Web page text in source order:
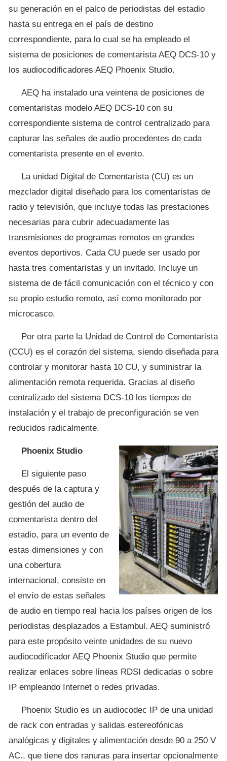
su generación en el palco de periodistas del estadio
hasta su entrega en el país de destino
correspondiente, para lo cual se ha empleado el
sistema de posiciones de comentarista AEQ DCS-10 y
los audiocodificadores AEQ Phoenix Studio.
AEQ ha instalado una veintena de posiciones de
comentaristas modelo AEQ DCS-10 con su
correspondiente sistema de control centralizado para
capturar las señales de audio procedentes de cada
comentarista presente en el evento.
La unidad Digital de Comentarista (CU) es un
mezclador digital diseñado para los comentaristas de
radio y televisión, que incluye todas las prestaciones
necesarias para cubrir adecuadamente las
transmisiones de programas remotos en grandes
eventos deportivos. Cada CU puede ser usado por
hasta tres comentaristas y un invitado. Incluye un
sistema de de fácil comunicación con el técnico y con
su propio estudio remoto, así como monitorado por
microcasco.
Por otra parte la Unidad de Control de Comentarista
(CCU) es el corazón del sistema, siendo diseñada para
controlar y monitorar hasta 10 CU, y suministrar la
alimentación remota requerida. Gracias al diseño
centralizado del sistema DCS-10 los tiempos de
instalación y el trabajo de preconfiguración se ven
reducidos radicalmente.
Phoenix Studio
El siguiente paso
después de la captura y
gestión del audio de
comentarista dentro del
estadio, para un evento de
estas dimensiones y con
una cobertura
internacional, consiste en
el envío de estas señales
de audio en tiempo real hacia los países origen de los
periodistas desplazados a Estambul. AEQ suministró
para este propósito veinte unidades de su nuevo
audiocodificador AEQ Phoenix Studio que permite
realizar enlaces sobre líneas RDSI dedicadas o sobre
IP empleando Internet o redes privadas.
Phoenix Studio es un audiocodec IP de una unidad
de rack con entradas y salidas estereofónicas
analógicas y digitales y alimentación desde 90 a 250 V
AC., que tiene dos ranuras para insertar opcionalmente